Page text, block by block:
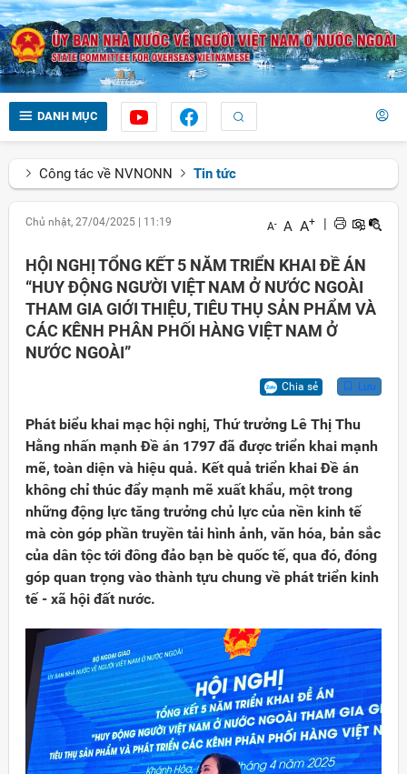
DANH MỤC
Công tác về NVNONN Tin tức
Chủ nhật, 27/04/2025 11:19 A- A A+ |
HỘI NGHỊ TỔNG KẾT 5 NĂM TRIỂN KHAI ĐỀ ÁN
“HUY ĐỘNG NGƯỜI VIỆT NAM Ở NƯỚC NGOÀI
THAM GIA GIỚI THIỆU, TIÊU THỤ SẢN PHẨM VÀ
CÁC KÊNH PHÂN PHỐI HÀNG VIỆT NAM Ở
NƯỚC NGOÀI”
Chia sẻ Lưu
Phát biểu khai mạc hội nghị, Thứ trưởng Lê Thị Thu
Hằng nhấn mạnh Đề án 1797 đã được triển khai mạnh
mẽ, toàn diện và hiệu quả. Kết quả triển khai Đề án
không chỉ thúc đẩy mạnh mẽ xuất khẩu, một trong
những động lực tăng trưởng chủ lực của nền kinh tế
mà còn góp phần truyền tải hình ảnh, văn hóa, bản sắc
của dân tộc tới đông đảo bạn bè quốc tế, qua đó, đóng
góp quan trọng vào thành tựu chung về phát triển kinh
tế - xã hội đất nước.